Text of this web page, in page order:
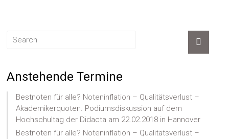
Anstehende Termine
Bestnoten für alle? Noteninflation – Qualitätsverlust –
Akademikerquoten. Podiumsdiskussion auf dem
Hochschultag der Didacta am 22.02.2018 in Hannover
Bestnoten für alle? Noteninflation – Qualitätsverlust –